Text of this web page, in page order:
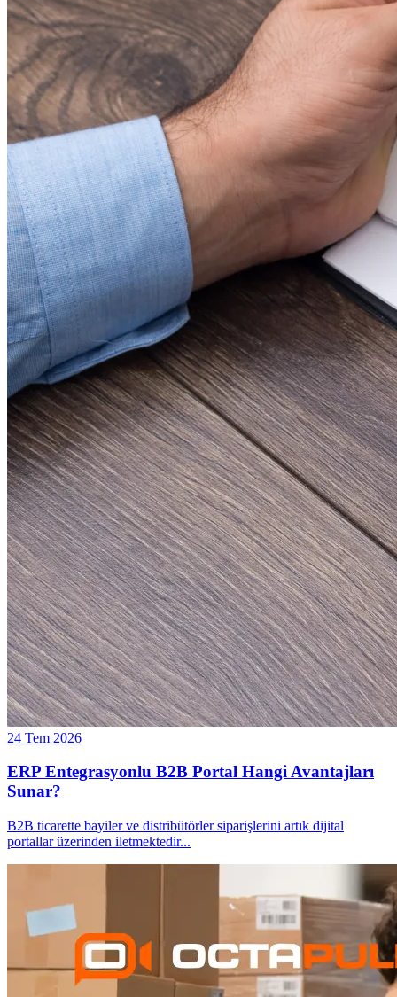
24 Tem 2026
ERP Entegrasyonlu B2B Portal Hangi Avantajları
Sunar?
B2B ticarette bayiler ve distribütörler siparişlerini artık dijital
portallar üzerinden iletmektedir...